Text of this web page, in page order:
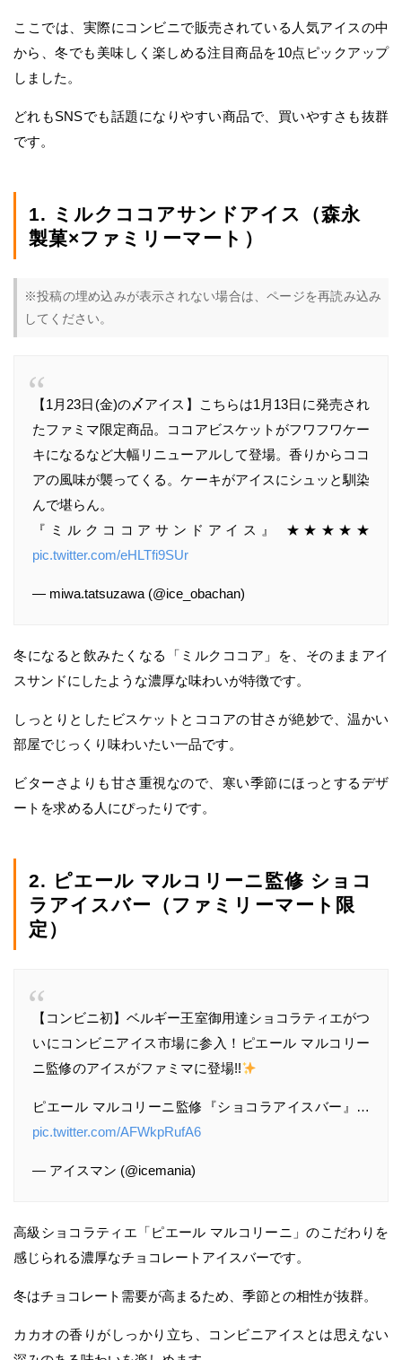
ここでは、実際にコンビニで販売されている人気アイスの中
から、冬でも美味しく楽しめる注目商品を10点ピックアップ
しました。
どれもSNSでも話題になりやすい商品で、買いやすさも抜群
です。
1. ミルクココアサンドアイス（森永
製菓×ファミリーマート）
※投稿の埋め込みが表示されない場合は、ページを再読み込み
してください。
【1月23日(金)の〆アイス】こちらは1月13日に発売され
たファミマ限定商品。ココアビスケットがフワフワケー
キになるなど大幅リニューアルして登場。香りからココ
アの風味が襲ってくる。ケーキがアイスにシュッと馴染
んで堪らん。
『ミルクココアサンドアイス』 ★★★★★
pic.twitter.com/eHLTfi9SUr
— miwa.tatsuzawa (@ice_obachan)
冬になると飲みたくなる「ミルクココア」を、そのままアイ
スサンドにしたような濃厚な味わいが特徴です。
しっとりとしたビスケットとココアの甘さが絶妙で、温かい
部屋でじっくり味わいたい一品です。
ビターさよりも甘さ重視なので、寒い季節にほっとするデザ
ートを求める人にぴったりです。
2. ピエール マルコリーニ監修 ショコ
ラアイスバー（ファミリーマート限
定）
【コンビニ初】ベルギー王室御用達ショコラティエがつ
いにコンビニアイス市場に参入！ピエール マルコリー
ニ監修のアイスがファミマに登場!!
ピエール マルコリーニ監修『ショコラアイスバー』…
pic.twitter.com/AFWkpRufA6
— アイスマン (@icemania)
高級ショコラティエ「ピエール マルコリーニ」のこだわりを
感じられる濃厚なチョコレートアイスバーです。
冬はチョコレート需要が高まるため、季節との相性が抜群。
カカオの香りがしっかり立ち、コンビニアイスとは思えない